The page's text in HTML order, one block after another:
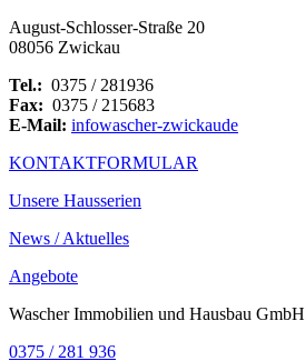
August-Schlosser-Straße 20
08056 Zwickau
Tel.: 0375 / 281936
Fax: 0375 / 215683
E-Mail: infowascher-zwickaude
KONTAKTFORMULAR
Unsere Hausserien
News / Aktuelles
Angebote
Wascher Immobilien und Hausbau GmbH
0375 / 281 936